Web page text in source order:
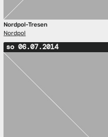
Nordpol-Tresen
Nordpol
so 06.07.2014